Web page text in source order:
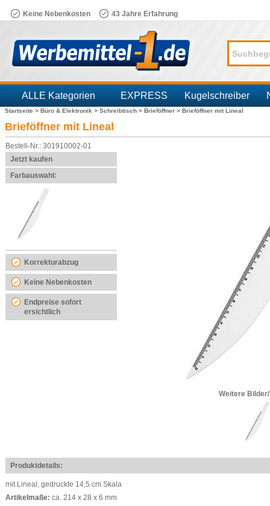
Keine Nebenkosten 43 Jahre Erfahrung
ALLE Kategorien EXPRESS Kugelschreiber
Branchen
Startseite > Büro & Elektronik > Schreibtisch > Brieföffner > Brieföffner mit Lineal
Brieföffner mit Lineal
Bestell-Nr.: 301910002-01
Jetzt kaufen
Farbauswahl:
Korrekturabzug
Keine Nebenkosten
Endpreise sofort
ersichtlich
Weitere
Produktdetails:
mit Lineal, gedruckte 14,5 cm Skala
Artikelmaße: ca. 214 x 28 x 6 mm